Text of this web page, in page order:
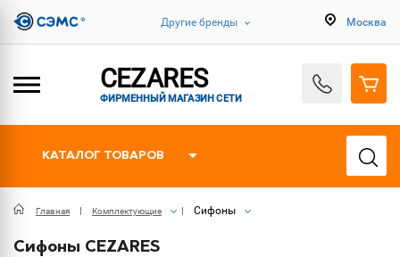
Другие бренды Москва
CEZARES
ФИРМЕННЫЙ МАГАЗИН СЕТИ
КАТАЛОГ ТОВАРОВ
Главная Комплектующие Сифоны
Сифоны CEZARES